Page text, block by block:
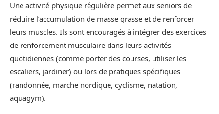
Une activité physique régulière permet aux seniors de
réduire l’accumulation de masse grasse et de renforcer
leurs muscles. Ils sont encouragés à intégrer des exercices
de renforcement musculaire dans leurs activités
quotidiennes (comme porter des courses, utiliser les
escaliers, jardiner) ou lors de pratiques spécifiques
(randonnée, marche nordique, cyclisme, natation,
aquagym).